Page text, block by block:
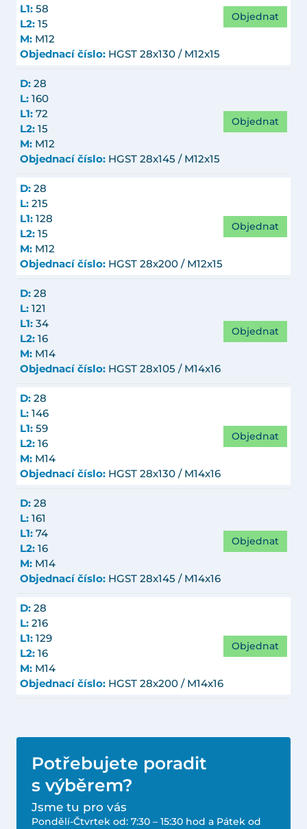
L1: 58
L2: 15
M: M12
Objednací číslo: HGST 28x130 / M12x15
Objednat
D: 28
L: 160
L1: 72
L2: 15
M: M12
Objednací číslo: HGST 28x145 / M12x15
Objednat
D: 28
L: 215
L1: 128
L2: 15
M: M12
Objednací číslo: HGST 28x200 / M12x15
Objednat
D: 28
L: 121
L1: 34
L2: 16
M: M14
Objednací číslo: HGST 28x105 / M14x16
Objednat
D: 28
L: 146
L1: 59
L2: 16
M: M14
Objednací číslo: HGST 28x130 / M14x16
Objednat
D: 28
L: 161
L1: 74
L2: 16
M: M14
Objednací číslo: HGST 28x145 / M14x16
Objednat
D: 28
L: 216
L1: 129
L2: 16
M: M14
Objednací číslo: HGST 28x200 / M14x16
Objednat
Potřebujete poradit
s výběrem?
Jsme tu pro vás
Pondělí-Čtvrtek od: 7:30 – 15:30 hod a Pátek od